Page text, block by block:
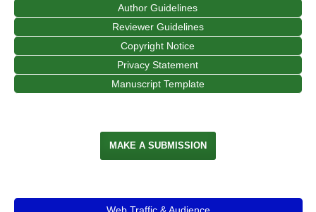
Author Guidelines
Reviewer Guidelines
Copyright Notice
Privacy Statement
Manuscript Template
MAKE A SUBMISSION